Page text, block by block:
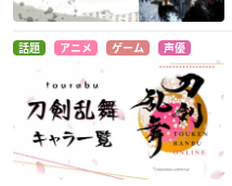
話題 アニメ ゲーム 声優